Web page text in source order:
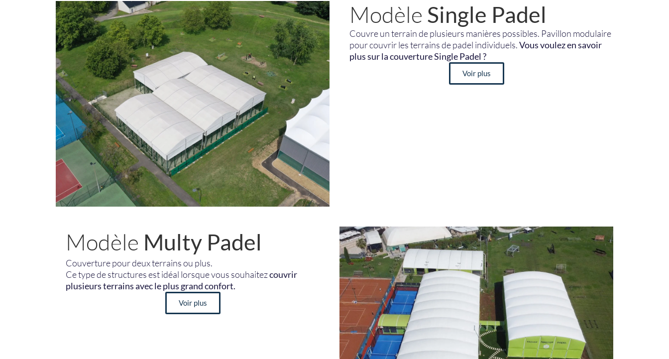
Modèle Single Padel
Couvre un terrain de plusieurs manières possibles. Pavillon modulaire
pour couvrir les terrains de padel individuels.Vous voulez en savoir
plus sur la couverture Single Padel ?
Voir plus
Modèle Multy Padel
Couverture pour deux terrains ou plus.
Ce type de structures est idéal lorsque vous souhaitezcouvrir
plusieurs terrains avec le plus grand confort.
Voir plus